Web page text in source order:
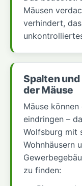
Mäusen
verhindert,
Spalten
der Mäuse
Mäuse
eindringen –
Wolfsburg mit
Wohnhäusern
zu finden: